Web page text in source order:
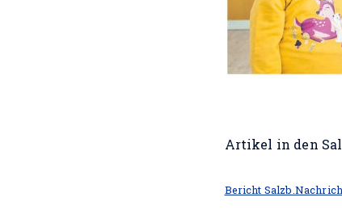
Artikel in den
Bericht